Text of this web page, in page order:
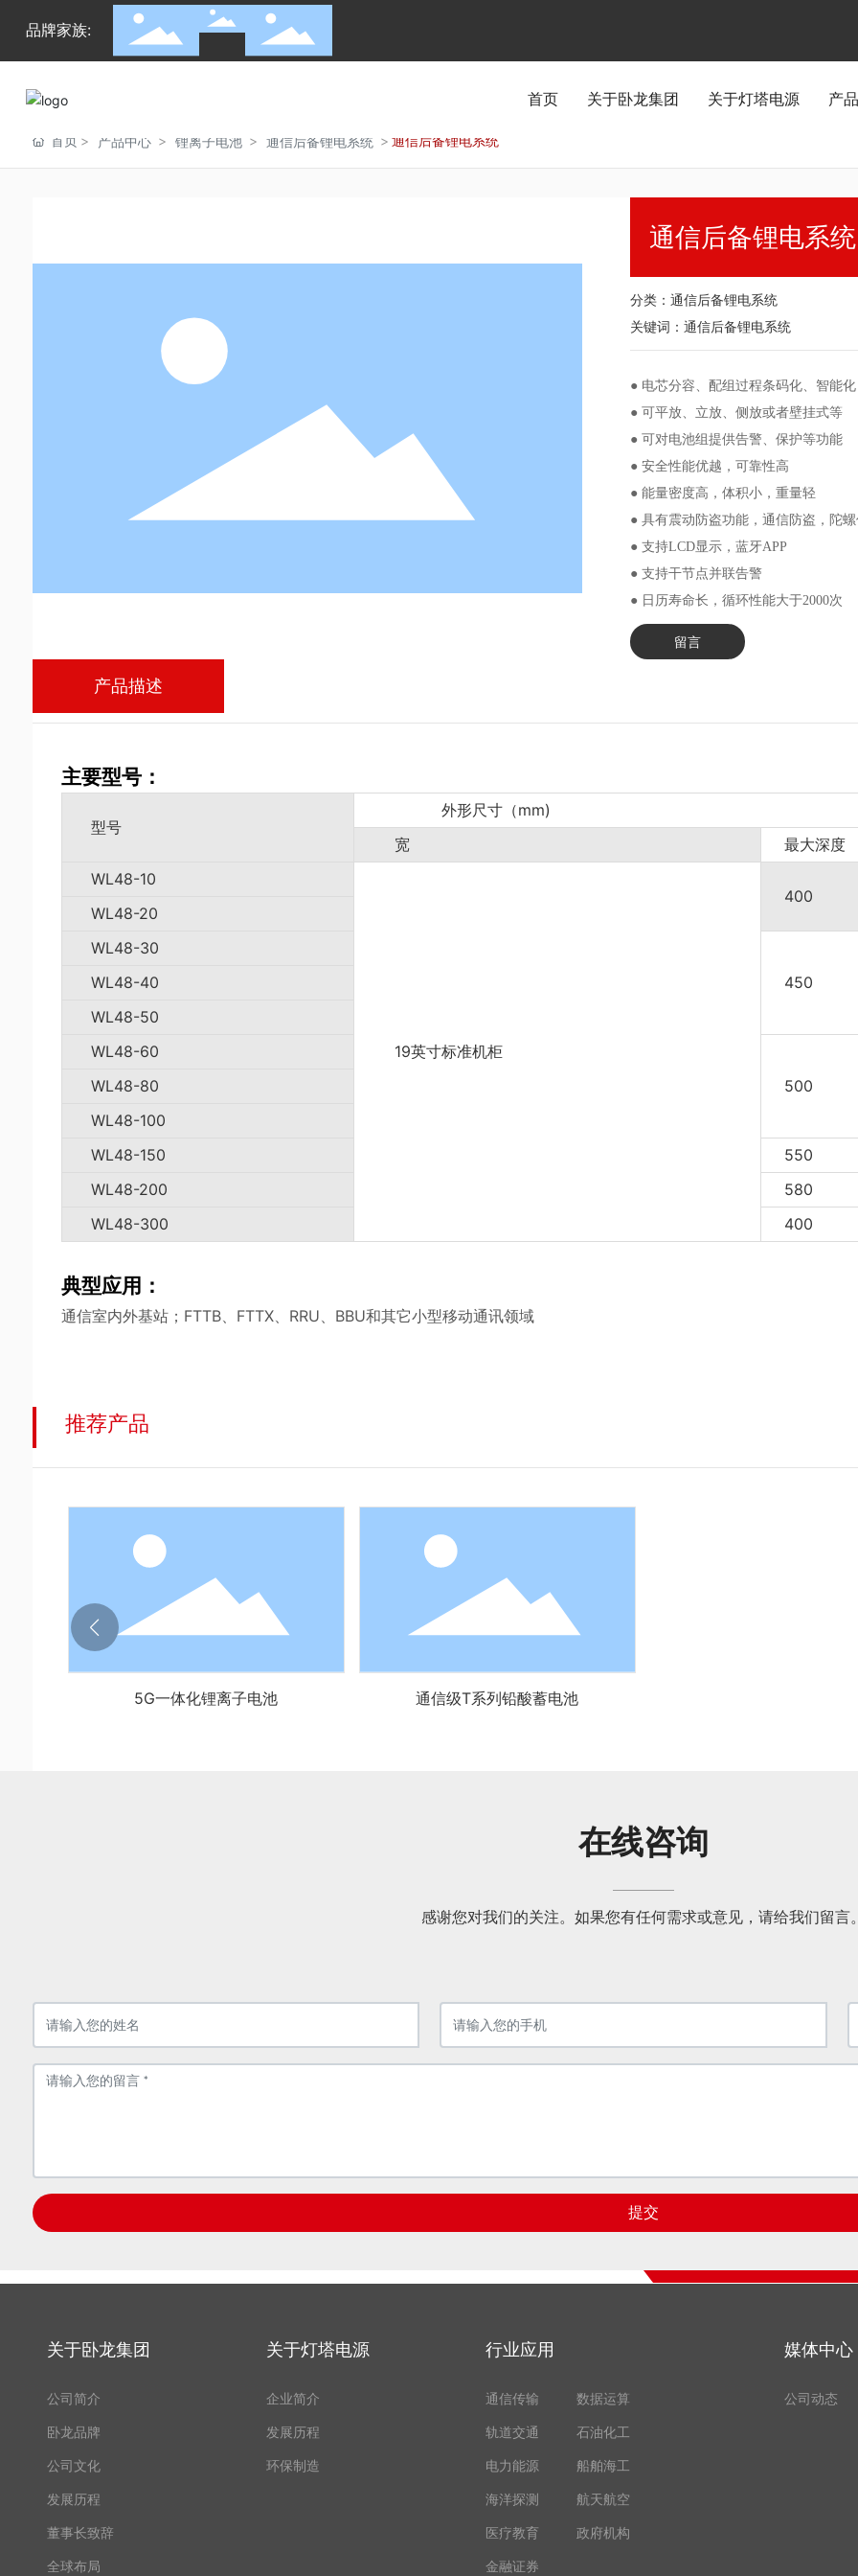
品牌家族:
首页 关于卧龙集团 关于灯塔电源 产
首页 产品中心 锂离子电池 通信后备锂电系统 通信后备锂电系统
通信后备锂电系统
分类：通信后备锂电系统
关键词：通信后备锂电系统
● 电芯分容、配组过程条码化、智能
● 可平放、立放、侧放或者壁挂式等
● 可对电池组提供告警、保护等功能
● 安全性能优越，可靠性高
● 能量密度高，体积小，重量轻
● 具有震动防盗功能，通信防盗，陀
● 支持LCD显示，蓝牙APP
● 支持干节点并联告警
留言
产品描述
主要型号：
型号
外形尺寸（mm)
宽
最大深度
WL48-10
19英寸标准机柜
400
WL48-20
WL48-30
450
WL48-40
WL48-50
WL48-60
500
WL48-80
WL48-100
WL48-150
550
WL48-200
580
WL48-300
400
典型应用：
通信室内外基站；FTTB、FTTX、RRU、BBU和其它小型移动通讯领域
推荐产品
5G一体化锂离子电池 通信级T系列铅酸蓄电池
在线咨询
感谢您对我们的关注。如果您有任何需求或意见，请给我们留言
提交
关于卧龙集团
公司简介
卧龙品牌
公司文化
发展历程
董事长致辞
全球布局
关于灯塔电源
企业简介
发展历程
环保制造
行业应用
通信传输 数据运算
轨道交通 石油化工
电力能源 船舶海工
海洋探测 航天航空
医疗教育 政府机构
金融证券
媒体中心
公司动态